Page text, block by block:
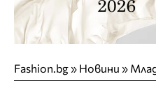
Fashion.bg» Новини »